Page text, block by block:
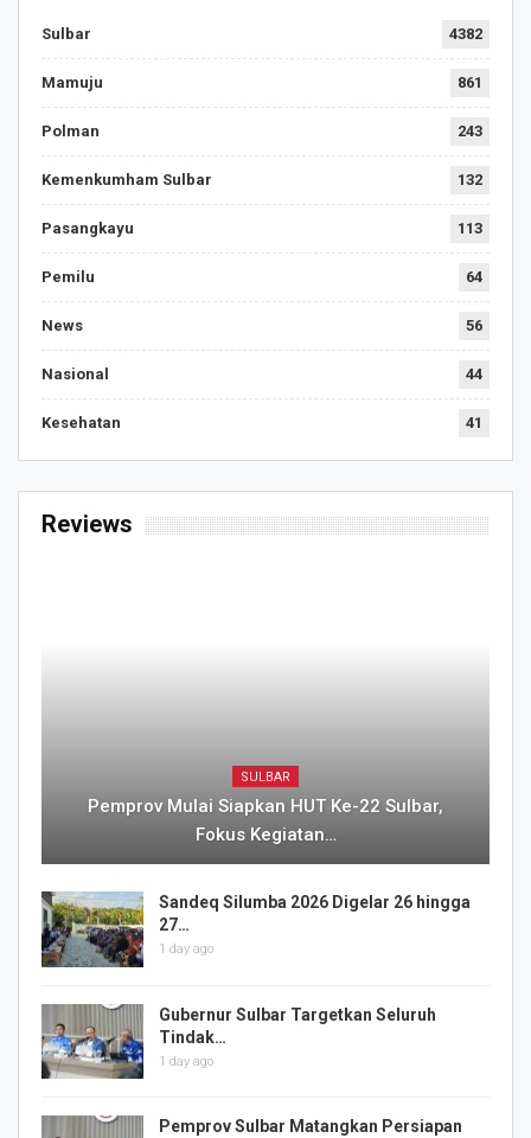
Sulbar 4382
Mamuju 861
Polman 243
Kemenkumham Sulbar 132
Pasangkayu 113
Pemilu 64
News 56
Nasional 44
Kesehatan 41
Reviews
SULBAR
Pemprov Mulai Siapkan HUT Ke-22 Sulbar,
Fokus Kegiatan…
Sandeq Silumba 2026 Digelar 26 hingga
27…
1 day ago
Gubernur Sulbar Targetkan Seluruh
Tindak…
1 day ago
Pemprov Sulbar Matangkan Persiapan